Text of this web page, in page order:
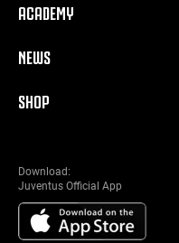
ACADEMY
NEWS
SHOP
Download:
Juventus Official App